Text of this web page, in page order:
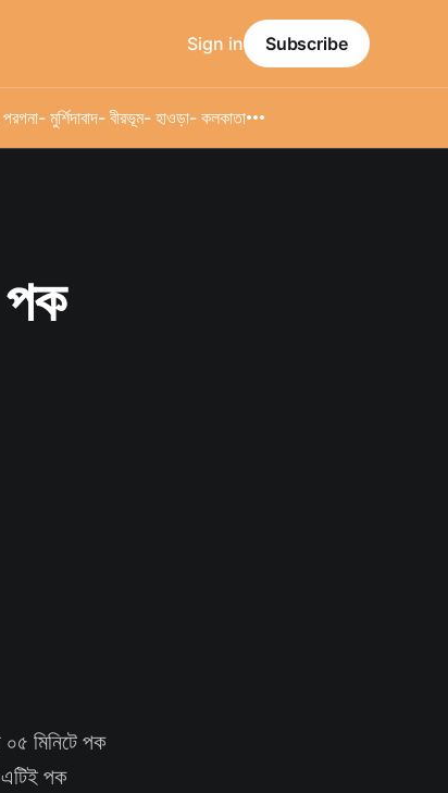
- মুর্শিদাবাদ- বীরভূম- হাওড়া- কলকাতা
Sign in Subscribe
পক
মিনিটে পক
পক